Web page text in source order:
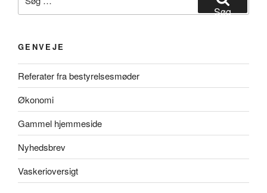
efter:
Søg
GENVEJE
Referater fra bestyrelsesmøder
Økonomi
Gammel hjemmeside
Nyhedsbrev
Vaskerioversigt